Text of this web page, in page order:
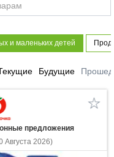
и маленьких детей
Будущие
предложения
Августа 2026)